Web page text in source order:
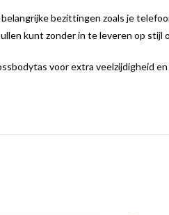
bezittingen zoals je
kunt zonder in te leveren op stijl
voor extra veelzijdigheid en